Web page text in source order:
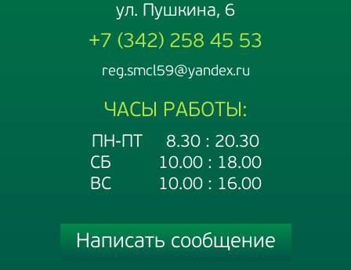
ул. Пушкина, 6
+7 (342) 258 45 53
reg.smcl59@yandex.ru
ЧАСЫ РАБОТЫ:
ПН-ПТ 8.30 : 20.30
СБ 10.00 : 18.00
ВС 10.00 : 16.00
Написать сообщение